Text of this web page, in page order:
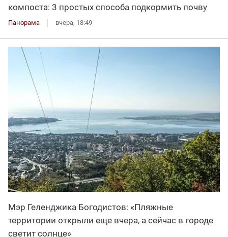
компоста: 3 простых способа подкормить почву
Панорама вчера, 18:49
Мэр Геленджика Богодистов: «Пляжные
территории открыли еще вчера, а сейчас в городе
светит солнце»